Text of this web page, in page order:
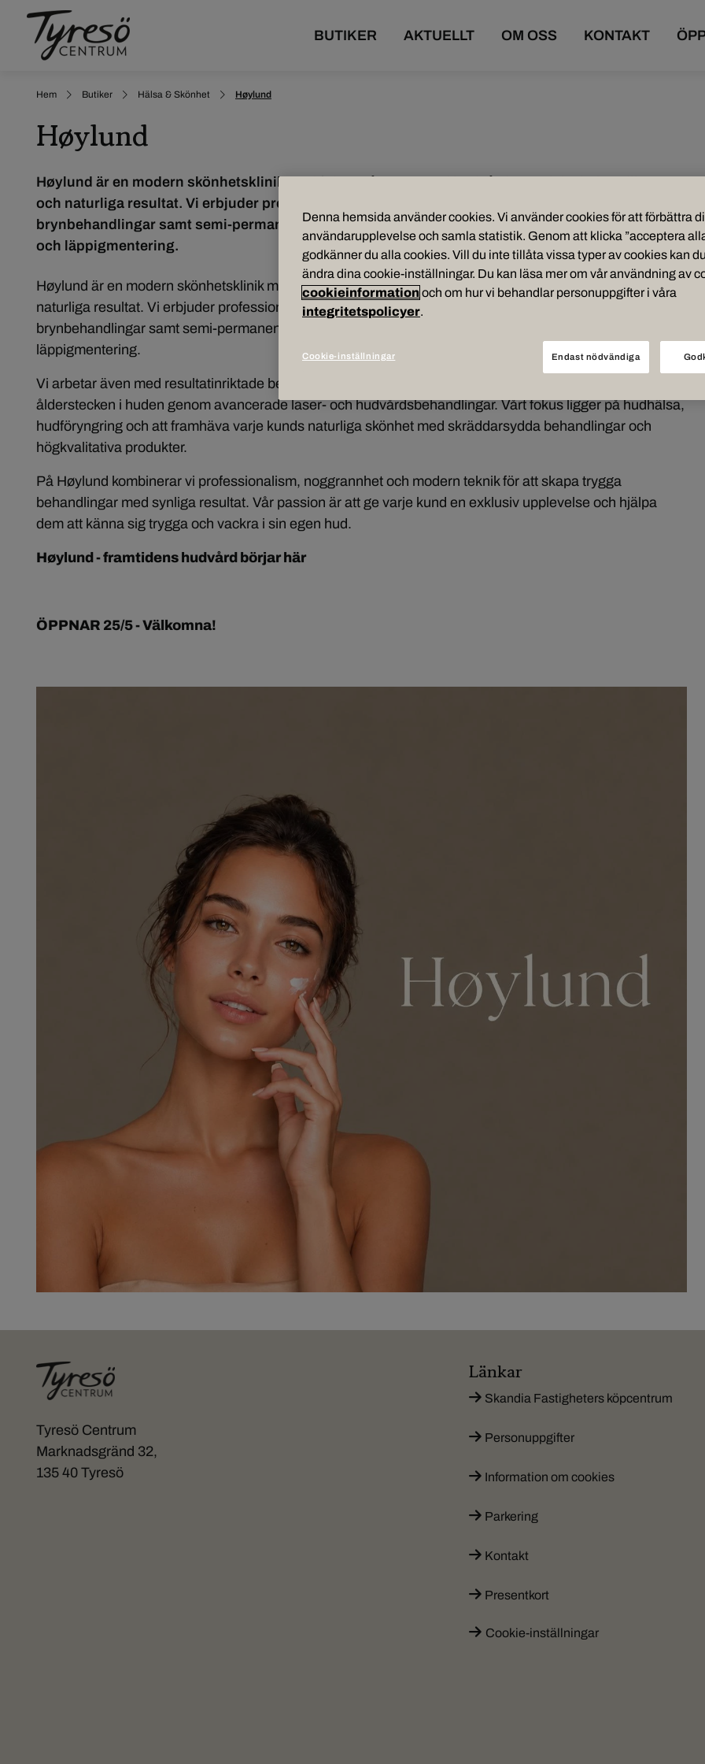
BUTIKER AKTUELLT OM OSS KONTAKT
Hem Butiker Hälsa & Skönhet Høylund
Høylund
Høylund är en modern skönhetsklinik med fokus på avancerad hudvård, estetiska behandlingar
och naturliga resultat. Vi erbjuder professionella ansiktsbehandlingar, microneedling, frans- och
brynbehandlingar samt semi-permanent makeup såsom microblading, powderbrows, eyeliner
och läppigmentering.
Høylund är en modern skönhetsklinik med fokus på avancerad hudvård, estetiska behandlingar och
naturliga resultat. Vi erbjuder professionella ansiktsbehandlingar, microneedling, frans- och
brynbehandlingar samt semi-permanent makeup såsom microblading, powderbrows, eyeliner och
läppigmentering.
Vi arbetar även med resultatinriktade behandlingar mot pigmenteringar, rosacea, ytliga blodkärl och
ålderstecken i huden genom avancerade laser- och hudvårdsbehandlingar. Vårt fokus ligger på hudhälsa,
hudföryngring och att framhäva varje kunds naturliga skönhet med skräddarsydda behandlingar och
högkvalitativa produkter.
På Høylund kombinerar vi professionalism, noggrannhet och modern teknik för att skapa trygga
behandlingar med synliga resultat. Vår passion är att ge varje kund en exklusiv upplevelse och hjälpa
dem att känna sig trygga och vackra i sin egen hud.
Høylund - framtidens hudvård börjar här
ÖPPNAR 25/5 - Välkomna!
Tyresö Centrum
Marknadsgränd 32,
135 40 Tyresö
Länkar
Skandia Fastigheters köpcentrum
Personuppgifter
Information om cookies
Parkering
Kontakt
Presentkort
Cookie-inställningar
Denna hemsida använder cookies. Vi använder cookies för att förbättra
användarupplevelse och samla statistik. Genom att klicka ”acceptera
godkänner du alla cookies. Vill du inte tillåta vissa typer av cookies kan
ändra dina cookie-inställningar. Du kan läsa mer om vår användning av
cookieinformation och om hur vi behandlar personuppgifter i våra
integritetspolicyer.
Cookie-inställningar Endast nödvändiga